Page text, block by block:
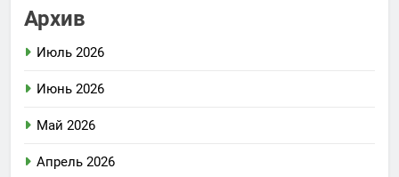
Архив
Июль 2026
Июнь 2026
Май 2026
Апрель 2026